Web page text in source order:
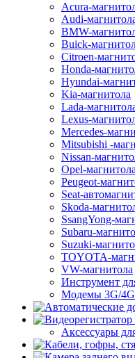
Acura-
Audi-
BMW-
Buick-
Citroen-
Honda-
Hyundai-
Kia-магнитола
Lada-
Lexus-
Mercedes-
Mitsubishi -
Nissan-
Opel-магнитола
Peugeot-
Seat-
Skoda-
SsangYong-
Subaru-
Suzuki-
TOYOTA-
VW-магнитола
Инструмент
Модемы 3G/
Аксессуары